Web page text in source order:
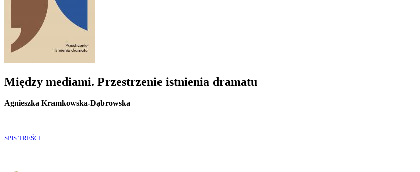
Między mediami. Przestrzenie istnienia dramatu
Agnieszka Kramkowska-Dąbrowska
SPIS TREŚCI